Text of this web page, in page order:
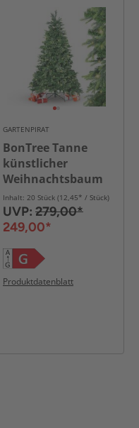
GARTENPIRAT
BonTree Tanne
künstlicher
Weihnachtsbaum
210 cm mit 280
LED warmweiß
Inhalt: 20 Stück (12,45* / Stück)
UVP: 279,00*
249,00*
Produktdatenblatt